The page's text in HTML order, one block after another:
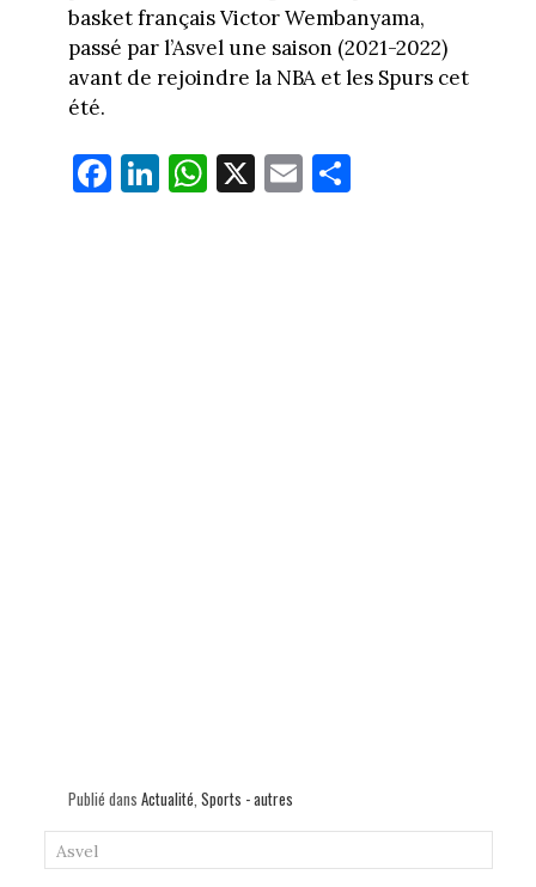
basket français Victor Wembanyama,
passé par l’Asvel une saison (2021-2022)
avant de rejoindre la NBA et les Spurs cet
été.
Fa
ce
Li
nk
W
ha
X E
m
Pa
rt
Publié dans Actualité Sports - autres
Asvel